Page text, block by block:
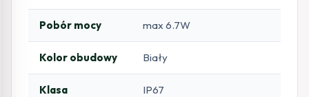
Pobór mocy max 6.7W
Kolor obudowy Biały
Klasa
IP67